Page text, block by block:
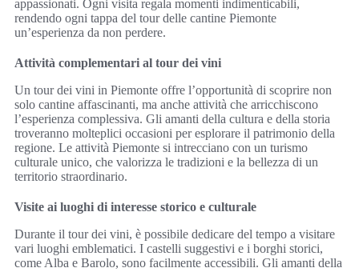
appassionati. Ogni visita regala momenti indimenticabili,
rendendo ogni tappa del tour delle cantine Piemonte
un’esperienza da non perdere.
Attività complementari al tour dei vini
Un tour dei vini in Piemonte offre l’opportunità di scoprire non
solo cantine affascinanti, ma anche attività che arricchiscono
l’esperienza complessiva. Gli amanti della cultura e della storia
troveranno molteplici occasioni per esplorare il patrimonio della
regione. Le attività Piemonte si intrecciano con un turismo
culturale unico, che valorizza le tradizioni e la bellezza di un
territorio straordinario.
Visite ai luoghi di interesse storico e culturale
Durante il tour dei vini, è possibile dedicare del tempo a visitare
vari luoghi emblematici. I castelli suggestivi e i borghi storici,
come Alba e Barolo, sono facilmente accessibili. Gli amanti della